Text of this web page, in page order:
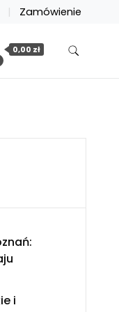
Zamówienie
0,00 zł
i